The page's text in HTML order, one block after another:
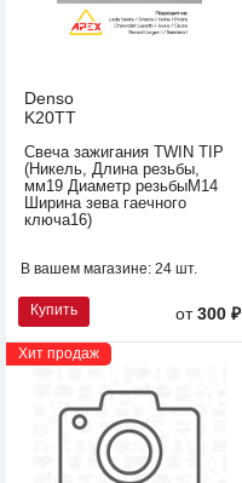
Denso
K20TT
Свеча зажигания TWIN TIP
(Никель, Длина резьбы,
мм19 Диаметр резьбыM14
Ширина зева гаечного
ключа16)
В вашем магазине: 24 шт.
Купить от300 ₽
Хит продаж